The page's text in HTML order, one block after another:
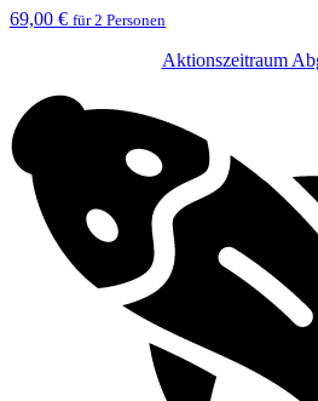
69,00 € für 2 Personen
Aktionszeitraum